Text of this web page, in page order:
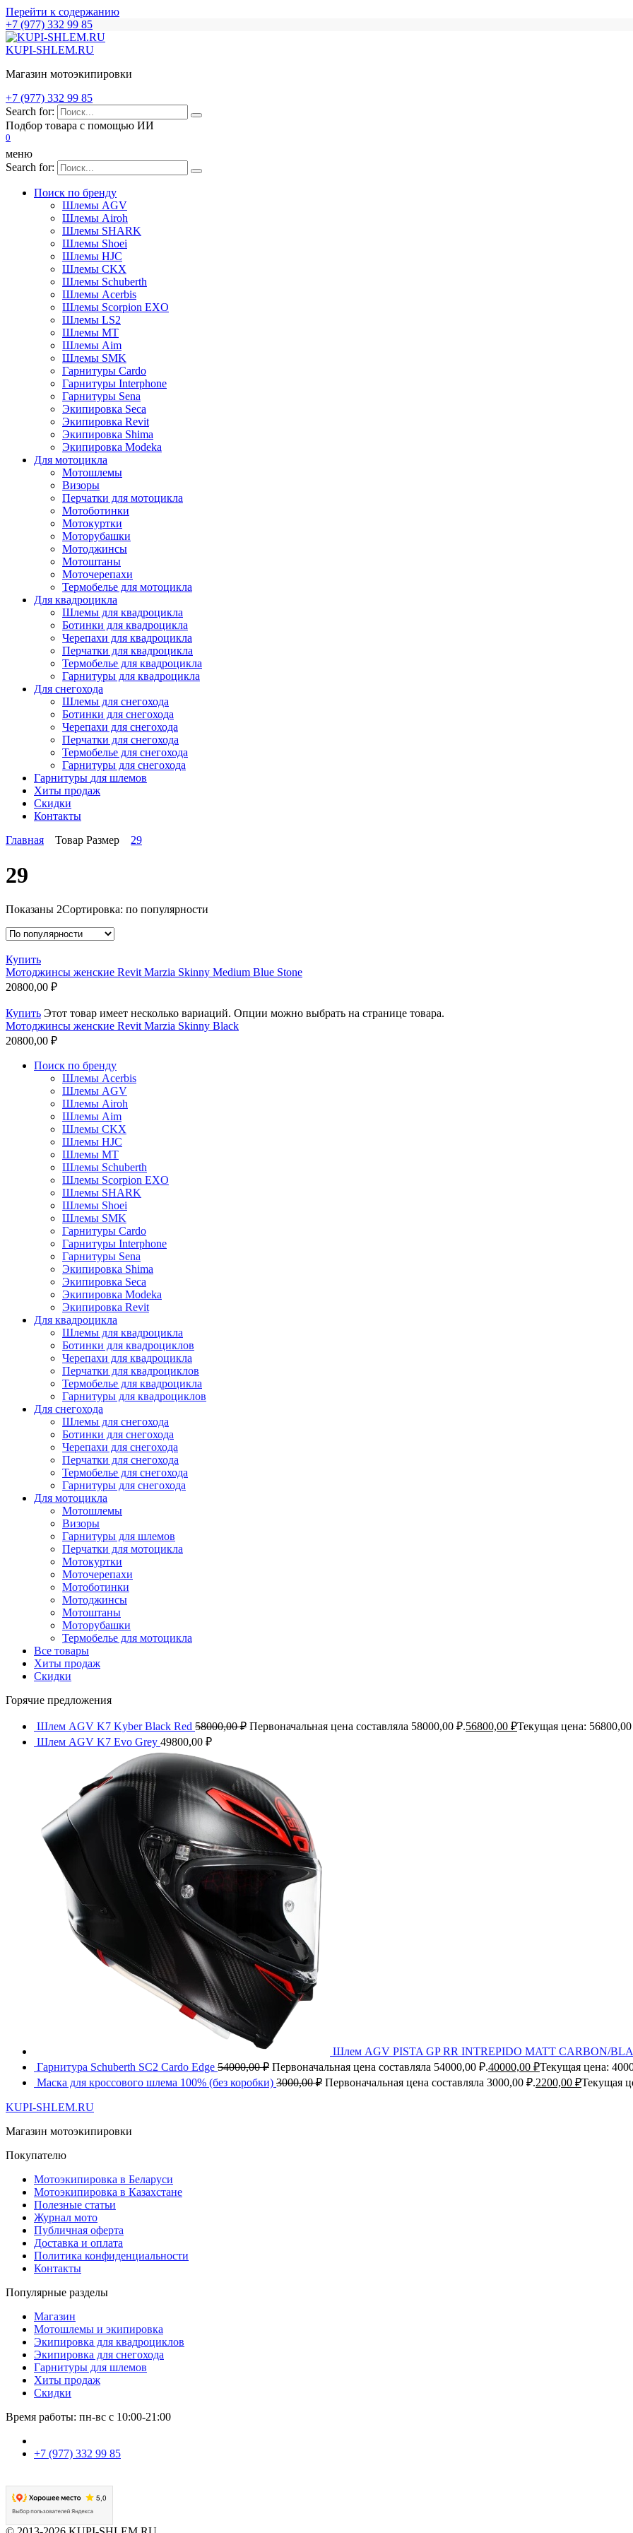
Перейти к содержанию
+7 (977) 332 99 85
KUPI-SHLEM.RU
Магазин мотоэкипировки
+7 (977) 332 99 85
Search for:
Подбор товара с помощью ИИ
0
меню
Search for:
Поиск по бренду
Шлемы AGV
Шлемы Airoh
Шлемы SHARK
Шлемы Shoei
Шлемы HJC
Шлемы CKX
Шлемы Schuberth
Шлемы Acerbis
Шлемы Scorpion EXO
Шлемы LS2
Шлемы MT
Шлемы Aim
Шлемы SMK
Гарнитуры Cardo
Гарнитуры Interphone
Гарнитуры Sena
Экипировка Seca
Экипировка Revit
Экипировка Shima
Экипировка Modeka
Для мотоцикла
Мотошлемы
Визоры
Перчатки для мотоцикла
Мотоботинки
Мотокуртки
Моторубашки
Мотоджинсы
Мотоштаны
Моточерепахи
Термобелье для мотоцикла
Для квадроцикла
Шлемы для квадроцикла
Ботинки для квадроцикла
Черепахи для квадроцикла
Перчатки для квадроцикла
Термобелье для квадроцикла
Гарнитуры для квадроцикла
Для снегохода
Шлемы для снегохода
Ботинки для снегохода
Черепахи для снегохода
Перчатки для снегохода
Термобелье для снегохода
Гарнитуры для снегохода
Гарнитуры для шлемов
Хиты продаж
Скидки
Контакты
Главная
Товар Размер 29
29
Показаны 2Сортировка: по популярности
Купить
Мотоджинсы женские Revit Marzia Skinny Medium Blue Stone
20800,00 ₽
Купить Этот товар имеет несколько вариаций. Опции можно выбрать на странице товара.
Мотоджинсы женские Revit Marzia Skinny Black
20800,00 ₽
Поиск по бренду
Шлемы Acerbis
Шлемы AGV
Шлемы Airoh
Шлемы Aim
Шлемы CKX
Шлемы HJC
Шлемы MT
Шлемы Schuberth
Шлемы Scorpion EXO
Шлемы SHARK
Шлемы Shoei
Шлемы SMK
Гарнитуры Cardo
Гарнитуры Interphone
Гарнитуры Sena
Экипировка Shima
Экипировка Seca
Экипировка Modeka
Экипировка Revit
Для квадроцикла
Шлемы для квадроцикла
Ботинки для квадроциклов
Черепахи для квадроцикла
Перчатки для квадроциклов
Термобелье для квадроцикла
Гарнитуры для квадроциклов
Для снегохода
Шлемы для снегохода
Ботинки для снегохода
Черепахи для снегохода
Перчатки для снегохода
Термобелье для снегохода
Гарнитуры для снегохода
Для мотоцикла
Мотошлемы
Визоры
Гарнитуры для шлемов
Перчатки для мотоцикла
Мотокуртки
Моточерепахи
Мотоботинки
Мотоджинсы
Мотоштаны
Моторубашки
Термобелье для мотоцикла
Все товары
Хиты продаж
Скидки
Горячие предложения
Шлем AGV K7 Kyber Black Red 58000,00₽ Первоначальная цена составляла 58000,00 ₽.56800,00 ₽Текущая цена:
Шлем AGV K7 Evo Grey 49800,00 ₽
Шлем AGV PISTA GP RR INTREPIDO MATT CARBON/
Гарнитура Schuberth SC2 Cardo Edge 54000,00₽ Первоначальная цена составляла 54000,00 ₽.40000,00 ₽Текущая цена:
Маска для кроссового шлема 100% (без коробки) 3000,00₽ Первоначальная цена составляла 3000,00 ₽.2200,00 ₽Текущая
KUPI-SHLEM.RU
Магазин мотоэкипировки
Покупателю
Мотоэкипировка в Беларуси
Мотоэкипировка в Казахстане
Полезные статьи
Журнал мото
Публичная оферта
Доставка и оплата
Политика конфиденциальности
Контакты
Популярные разделы
Магазин
Мотошлемы и экипировка
Экипировка для квадроциклов
Экипировка для снегохода
Гарнитуры для шлемов
Хиты продаж
Скидки
Время работы: пн-вс с 10:00-21:00
+7 (977) 332 99 85